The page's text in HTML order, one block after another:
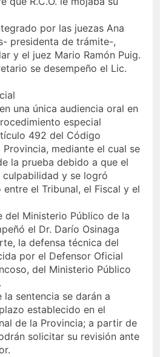
por las juezas Ana
presidenta de trámite-,
y el juez Mario Ramón Puig.
se desempeño el Lic.
una única audiencia oral en
especial
492 del Código
Provincia, mediante el cual se
la prueba debido a que el
y se logró
el Tribunal, el Fiscal y el
del Ministerio Público de la
el Dr. Darío Osinaga
la defensa técnica del
por el Defensor Oficial
del Ministerio Público
sentencia se darán a
establecido en el
de la Provincia; a partir de
solicitar su revisión ante